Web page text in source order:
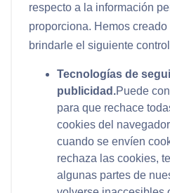
respecto a la información
proporciona. Hemos
brindarle el siguiente
Tecnologías de
publicidad.Puede
para que rechace
cookies del
cuando se envíen
rechaza las cookies,
algunas partes de